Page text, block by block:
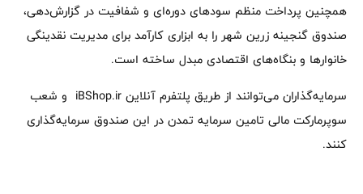
همچنین پرداخت منظم سودهای دوره‌ای و شفافیت در گزارش‌دهی،
صندوق گنجینه زرین شهر را به ابزاری کارآمد برای مدیریت نقدینگی
خانوارها و بنگاه‌های اقتصادی مبدل ساخته است.
سرمایه‌گذاران می‌توانند از طریق پلتفرم آنلاین iBShop.ir و شعب
سوپرمارکت مالی تامین سرمایه تمدن در این صندوق سرمایه‌گذاری
کنند.